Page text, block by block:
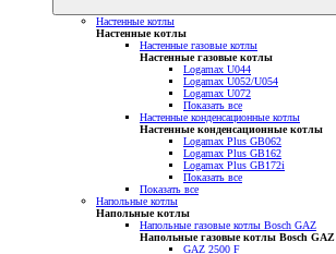
Настенные котлы
Настенные котлы
Настенные газовые котлы
Настенные газовые котлы
Logamax U044
Logamax U052/U054
Logamax U072
Показать все
Настенные конденсационные котлы
Настенные конденсационные котлы
Logamax Plus GB062
Logamax Plus GB162
Logamax Plus GB172i
Показать все
Показать все
Напольные котлы
Напольные котлы
Напольные газовые котлы Bosch GAZ
Напольные газовые котлы Bosch GAZ
GAZ 2500 F